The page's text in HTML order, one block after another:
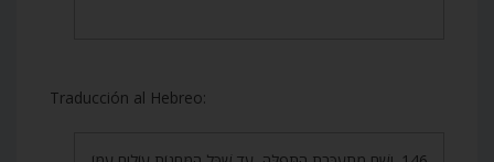
Traducción al Hebreo: